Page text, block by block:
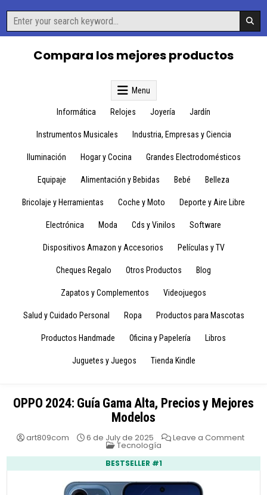
content
Search
for:
Compara los mejores productos
Menu
Informática Relojes Joyería Jardín
Instrumentos Musicales Industria, Empresas y Ciencia
Iluminación Hogar y Cocina Grandes Electrodomésticos
Equipaje Alimentación y Bebidas Bebé Belleza
Bricolaje y Herramientas Coche y Moto Deporte y Aire Libre
Electrónica Moda Cds y Vinilos Software
Dispositivos Amazon y Accesorios Películas y TV
Cheques Regalo Otros Productos Blog
Zapatos y Complementos Videojuegos
Salud y Cuidado Personal Ropa Productos para Mascotas
Productos Handmade Oficina y Papelería Libros
Juguetes y Juegos Tienda Kindle
OPPO 2024: Guía Gama Alta, Precios y Mejores
Modelos
art809com 6 de July de 2025 Leave a Commenton
Guía
Posted
Tecnología
BESTSELLER #1